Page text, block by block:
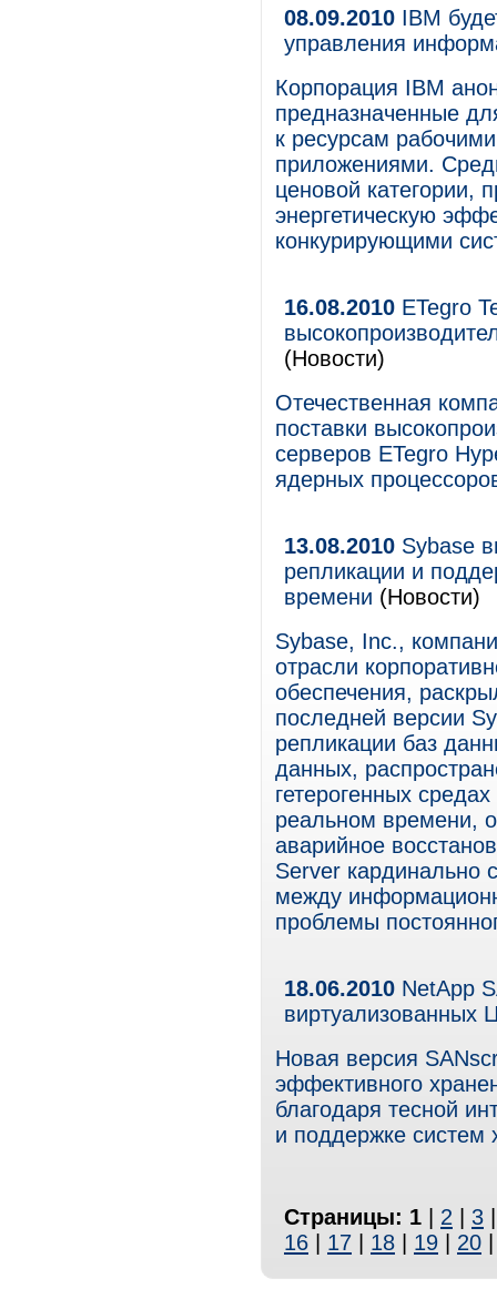
08.09.2010 IBM
управления
Корпорация IBM
предназначенные
к ресурсам
приложениями.
ценовой категории,
энергетическую
конкурирующими
16.08.2010 ETegro
(Новости)
Отечественная
поставки
серверов ETegro
ядерных
13.08.2010 Sybase
репликации и
времени (Новости)
Sybase, Inc.,
отрасли
обеспечения,
последней версии
репликации баз
данных,
гетерогенных
реальном времени,
аварийное
Server кардинально
между
проблемы
18.06.2010 NetApp
Новая версия
эффективного
благодаря тесной
и поддержке систем
Страницы: 1 2 3
16
17 18 19 20